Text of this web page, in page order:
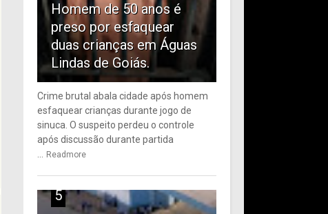
Homem de 50 anos é
preso por esfaquear
duas crianças em Águas
Lindas de Goiás.
Crime brutal abala cidade após homem
esfaquear crianças durante jogo de
sinuca. O suspeito perdeu o controle
após discussão durante partida
Readmore
5